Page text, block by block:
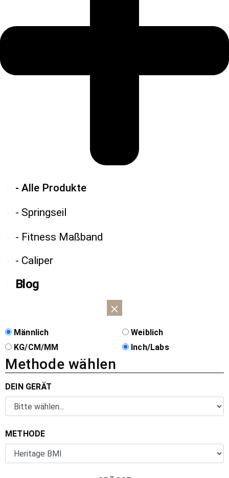
- Alle Produkte
- Springseil
- Fitness Maßband
- Caliper
Blog
Männlich
Weiblich
KG/CM/MM
Inch/Labs
Methode wählen
DEIN GERÄT
METHODE